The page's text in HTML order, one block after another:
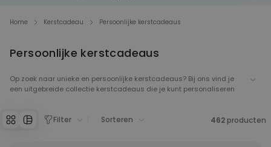
Home Kerstcadeau Persoonlijke kerstcadeaus
Persoonlijke kerstcadeaus
Op zoek naar unieke en persoonlijke kerstcadeaus? Bij ons vind je
een uitgebreide collectie kerstcadeaus die je kunt personaliseren
gepersonaliseerde mok voor de koffieleut, een gepersonaliseerd
Filter Sorteren 462 producten